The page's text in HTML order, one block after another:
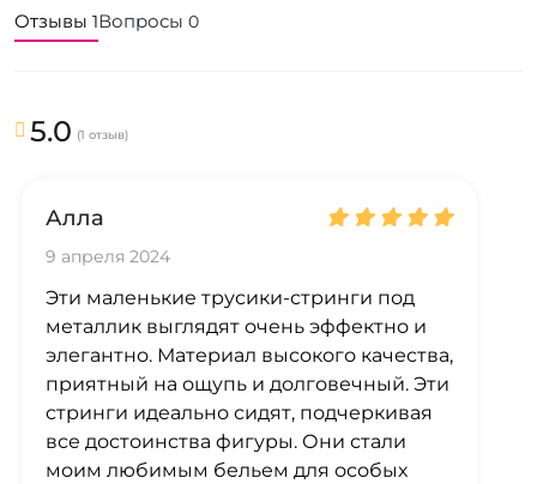
Отзывы 1Вопросы 0
5.0 (1 отзыв)
Алла
9 апреля 2024
Эти маленькие трусики-стринги под
металлик выглядят очень эффектно и
элегантно. Материал высокого качества,
приятный на ощупь и долговечный. Эти
стринги идеально сидят, подчеркивая
все достоинства фигуры. Они стали
моим любимым бельем для особых